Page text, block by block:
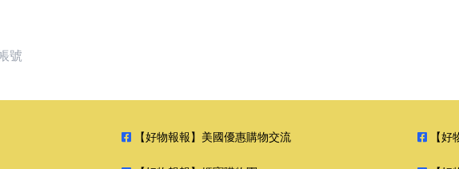
號
【好物報報】美國優惠購物交流 【